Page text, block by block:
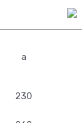
a
230